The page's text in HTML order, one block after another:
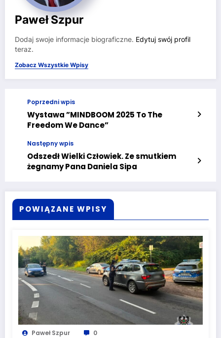
Paweł Szpur
Dodaj swoje informacje biograficzne. Edytuj swój profil
teraz.
Zobacz Wszystkie Wpisy
Poprzedni wpis
Wystawa ”MINDBOOM 2025 To The
Freedom We Dance”
Następny wpis
Odszedł Wielki Człowiek. Ze smutkiem
żegnamy Pana Daniela Sipa
POWIĄZANE WPISY
Paweł Szpur 0